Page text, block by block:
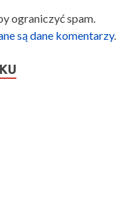
ograniczyć spam.
są dane komentarzy.